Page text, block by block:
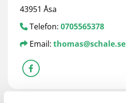
43951 Åsa
 Telefon: 0705565378
 Email: thomas@schale.se